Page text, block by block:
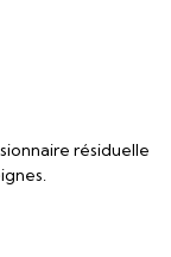
résiduelle